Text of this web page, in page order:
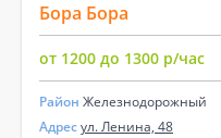
Бора Бора
от 1200 до 1300 р/час
Район Железнодорожный
Адресул. Ленина, 48